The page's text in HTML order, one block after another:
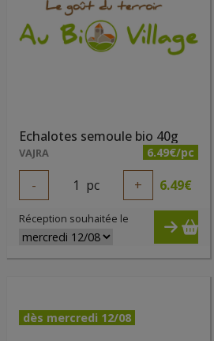
Echalotes semoule bio 40g
VAJRA 6.49€/pc
- 1 pc + 6.49€
Réception souhaitée le
dès mercredi 12/08